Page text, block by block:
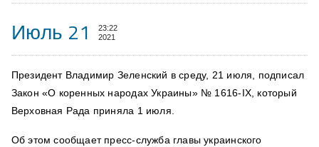
Июль 21
23:22
2021
Президент Владимир Зеленский в среду, 21 июля, подписал
Закон «О коренных народах Украины» № 1616-IX, который
Верховная Рада приняла 1 июля.
Об этом сообщает пресс-служба главы украинского